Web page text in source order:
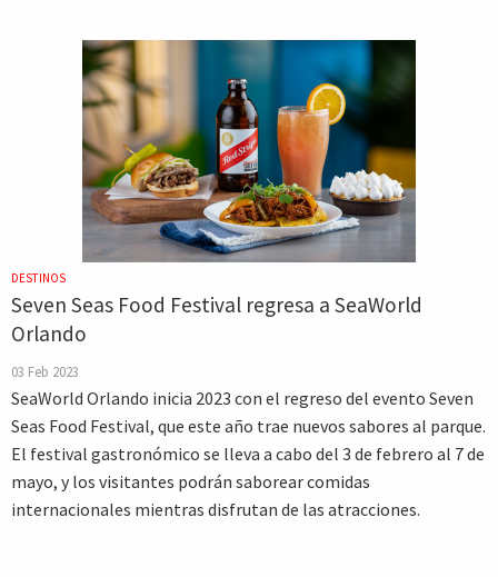
DESTINOS
Seven Seas Food Festival regresa a SeaWorld
Orlando
03 Feb 2023
SeaWorld Orlando inicia 2023 con el regreso del evento Seven
Seas Food Festival, que este año trae nuevos sabores al parque.
El festival gastronómico se lleva a cabo del 3 de febrero al 7 de
mayo, y los visitantes podrán saborear comidas
internacionales mientras disfrutan de las atracciones.